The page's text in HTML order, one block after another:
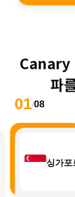
파
01/08
싱가포